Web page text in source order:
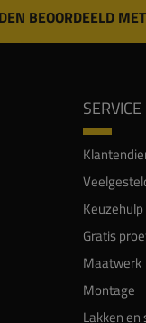
BEOORDEELD
SERVICE
Gratis
Maatwerk
Montage
Lakken en